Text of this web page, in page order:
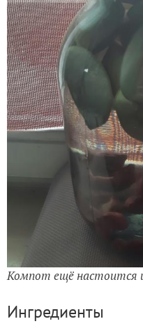
Компот ещё настоится
Ингредиенты